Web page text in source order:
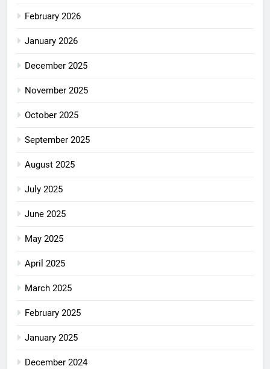
February 2026
January 2026
December 2025
November 2025
October 2025
September 2025
August 2025
July 2025
June 2025
May 2025
April 2025
March 2025
February 2025
January 2025
December 2024